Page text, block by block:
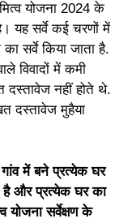
योजना 2024 के
यह सर्वे कई चरणों में
सर्वे किया जाता है.
विवादों में कमी
दस्तावेज नहीं होते थे.
दस्तावेज मुहैया
गांव में बने प्रत्येक घर
है और प्रत्येक घर का
योजना सर्वेक्षण के